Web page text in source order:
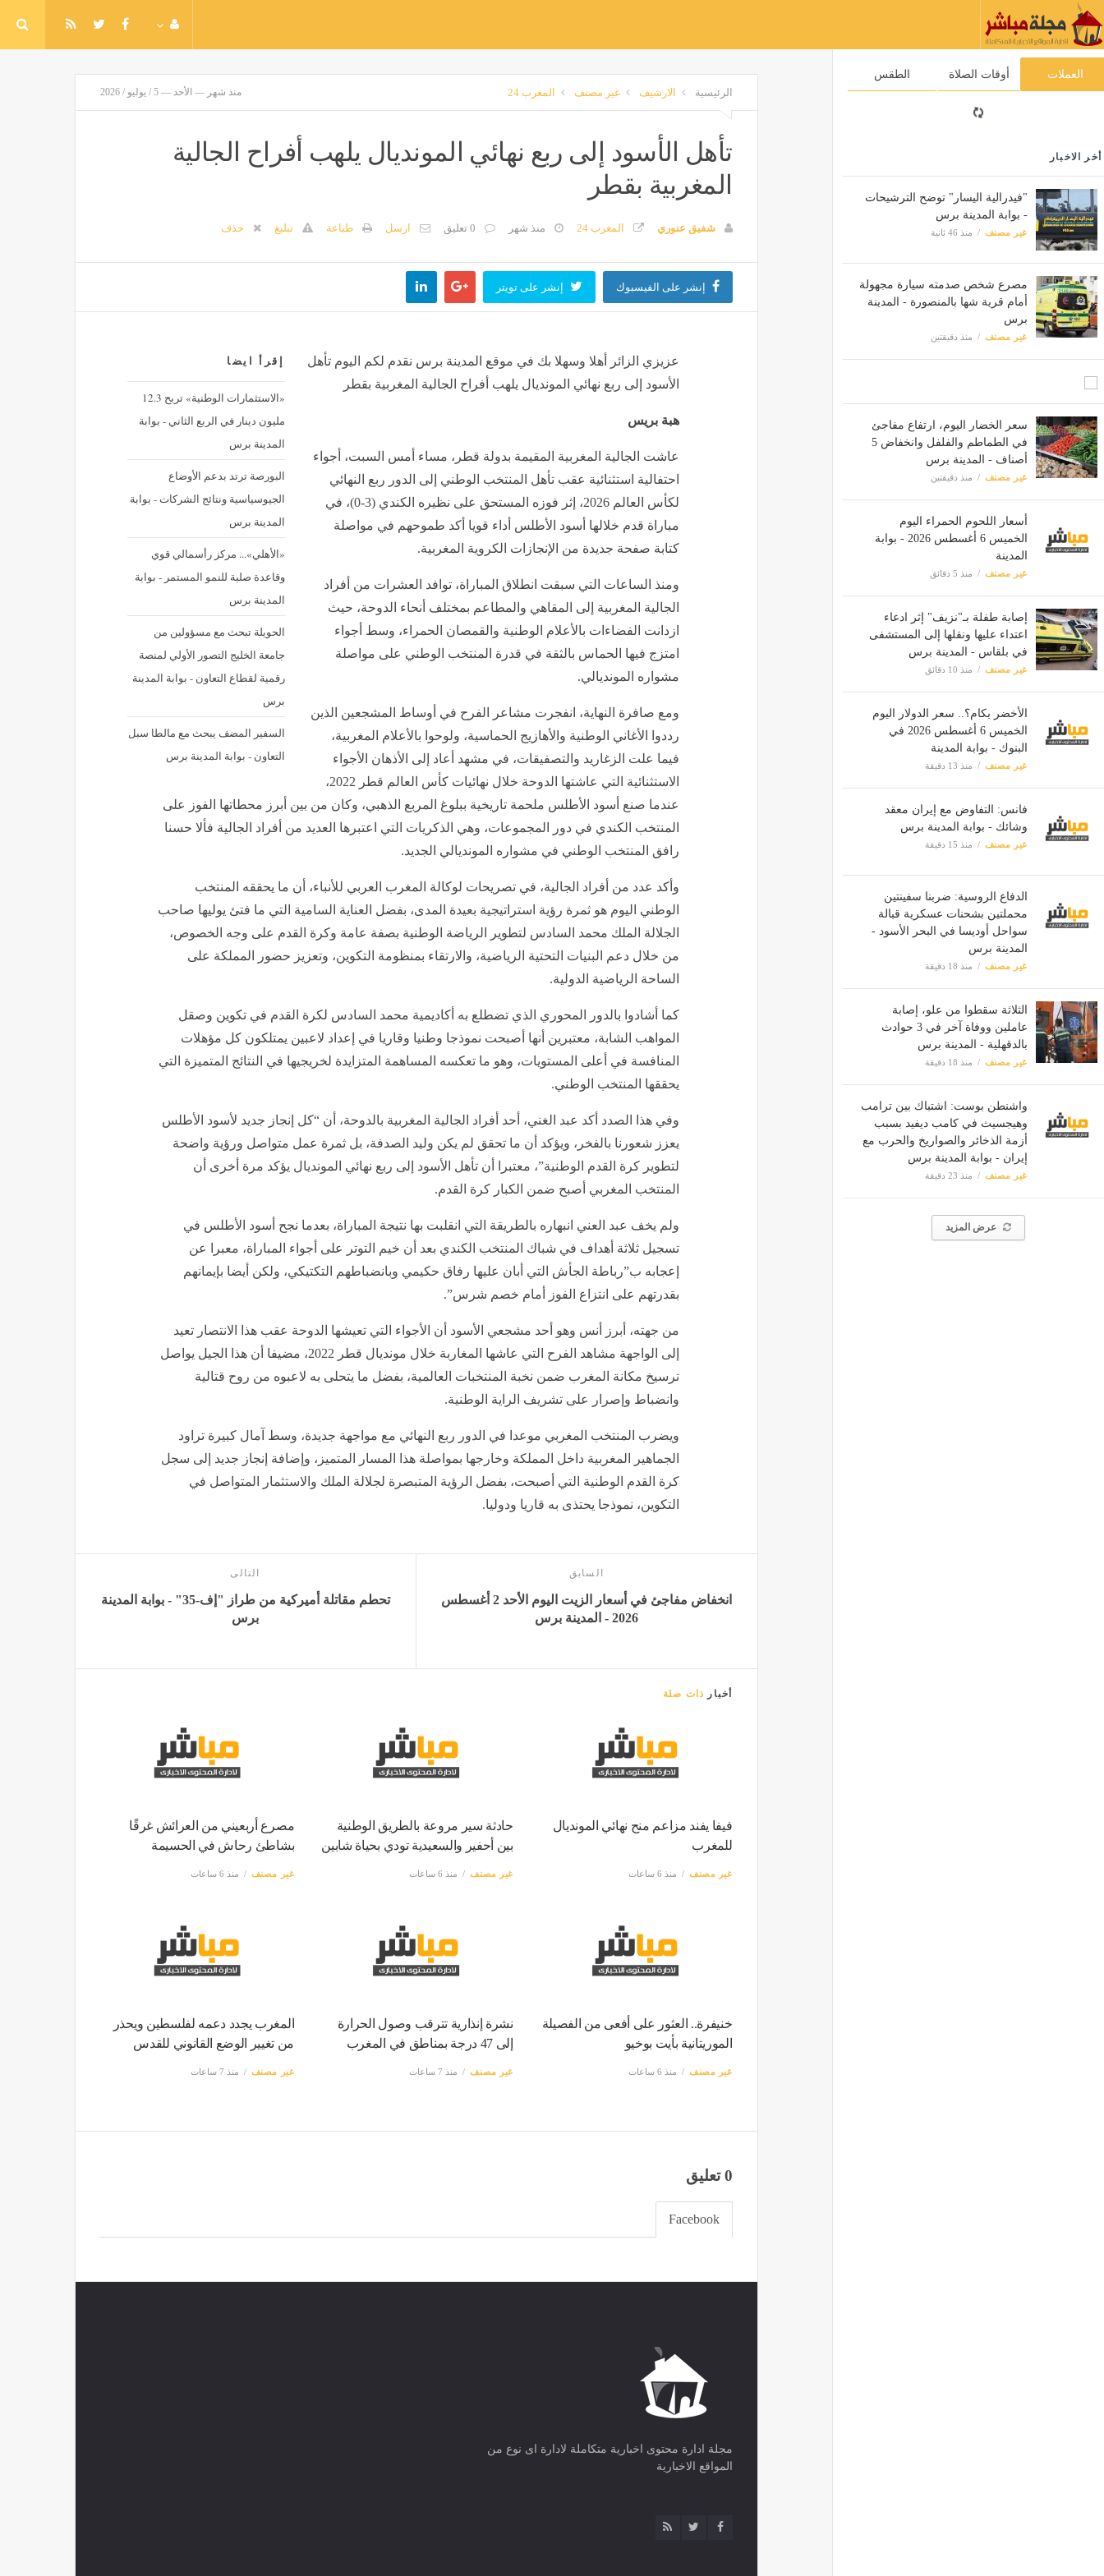
العملات أوقات الصلاة الطقس
أخر الاخبار
"فيدرالية اليسار" توضح الترشيحات
- بوابة المدينة برس
غير مصنف منذ 46 ثانية
مصرع شخص صدمته سيارة مجهولة
أمام قرية شها بالمنصورة - المدينة
برس
غير مصنف منذ دقيقتين
سعر الخضار اليوم، ارتفاع مفاجئ
في الطماطم والفلفل وانخفاض 5
أصناف - المدينة برس
غير مصنف منذ دقيقتين
أسعار اللحوم الحمراء اليوم
الخميس 6 أغسطس 2026 - بوابة
المدينة
غير مصنف منذ 5 دقائق
إصابة طفلة بـ"نزيف" إثر ادعاء
اعتداء عليها ونقلها إلى المستشفى
في بلقاس - المدينة برس
غير مصنف منذ 10 دقائق
الأخضر بكام؟.. سعر الدولار اليوم
الخميس 6 أغسطس 2026 في
البنوك - بوابة المدينة
غير مصنف منذ 13 دقيقة
فانس: التفاوض مع إيران معقد
وشائك - بوابة المدينة برس
غير مصنف منذ 15 دقيقة
الدفاع الروسية: ضربنا سفينتين
محملتين بشحنات عسكرية قبالة
سواحل أوديسا في البحر الأسود -
المدينة برس
غير مصنف منذ 18 دقيقة
الثلاثة سقطوا من علو، إصابة
عاملين ووفاة آخر في 3 حوادث
بالدقهلية - المدينة برس
غير مصنف منذ 18 دقيقة
واشنطن بوست: اشتباك بين ترامب
وهيجسيث في كامب ديفيد بسبب
أزمة الذخائر والصواريخ والحرب مع
إيران - بوابة المدينة برس
غير مصنف منذ 23 دقيقة
عرض المزيد
الرئيسية الارشيف غير مصنف المغرب 24 منذ شهر — الأحد — 5 / يوليو / 2026
تأهل الأسود إلى ربع نهائي المونديال يلهب أفراح الجالية
المغربية بقطر
شفيق عنوري المغرب 24 منذ شهر 0 تعليق ارسل طباعة تبليغ حذف
إنشر على الفيسبوك إنشر على تويتر
إقرأ ايضا
«الاستثمارات الوطنية» تربح 12.3
مليون دينار في الربع الثاني - بوابة
المدينة برس
البورصة ترتد بدعم الأوضاع
الجيوسياسية ونتائج الشركات - بوابة
المدينة برس
«الأهلي»... مركز رأسمالي قوي
وقاعدة صلبة للنمو المستمر - بوابة
المدينة برس
الحويلة تبحث مع مسؤولين من
جامعة الخليج التصور الأولي لمنصة
رقمية لقطاع التعاون - بوابة المدينة
برس
السفير المضف يبحث مع مالطا سبل
التعاون - بوابة المدينة برس
عزيزي الزائر أهلا وسهلا بك في موقع المدينة برس نقدم لكم اليوم تأهل
الأسود إلى ربع نهائي المونديال يلهب أفراح الجالية المغربية بقطر
هبة بريس
عاشت الجالية المغربية المقيمة بدولة قطر، مساء أمس السبت، أجواء
احتفالية استثنائية عقب تأهل المنتخب الوطني إلى الدور ربع النهائي
لكأس العالم 2026، إثر فوزه المستحق على نظيره الكندي (3-0)، في
مباراة قدم خلالها أسود الأطلس أداء قويا أكد طموحهم في مواصلة
كتابة صفحة جديدة من الإنجازات الكروية المغربية.
ومنذ الساعات التي سبقت انطلاق المباراة، توافد العشرات من أفراد
الجالية المغربية إلى المقاهي والمطاعم بمختلف أنحاء الدوحة، حيث
ازدانت الفضاءات بالأعلام الوطنية والقمصان الحمراء، وسط أجواء
امتزج فيها الحماس بالثقة في قدرة المنتخب الوطني على مواصلة
مشواره المونديالي.
ومع صافرة النهاية، انفجرت مشاعر الفرح في أوساط المشجعين الذين
رددوا الأغاني الوطنية والأهازيج الحماسية، ولوحوا بالأعلام المغربية،
فيما علت الزغاريد والتصفيقات، في مشهد أعاد إلى الأذهان الأجواء
الاستثنائية التي عاشتها الدوحة خلال نهائيات كأس العالم قطر 2022،
عندما صنع أسود الأطلس ملحمة تاريخية ببلوغ المربع الذهبي، وكان من بين أبرز محطاتها الفوز على
المنتخب الكندي في دور المجموعات، وهي الذكريات التي اعتبرها العديد من أفراد الجالية فألا حسنا
رافق المنتخب الوطني في مشواره المونديالي الجديد.
وأكد عدد من أفراد الجالية، في تصريحات لوكالة المغرب العربي للأنباء، أن ما يحققه المنتخب
الوطني اليوم هو ثمرة رؤية استراتيجية بعيدة المدى، بفضل العناية السامية التي ما فتئ يوليها صاحب
الجلالة الملك محمد السادس لتطوير الرياضة الوطنية بصفة عامة وكرة القدم على وجه الخصوص،
من خلال دعم البنيات التحتية الرياضية، والارتقاء بمنظومة التكوين، وتعزيز حضور المملكة على
الساحة الرياضية الدولية.
كما أشادوا بالدور المحوري الذي تضطلع به أكاديمية محمد السادس لكرة القدم في تكوين وصقل
المواهب الشابة، معتبرين أنها أصبحت نموذجا وطنيا وقاريا في إعداد لاعبين يمتلكون كل مؤهلات
المنافسة في أعلى المستويات، وهو ما تعكسه المساهمة المتزايدة لخريجيها في النتائج المتميزة التي
يحققها المنتخب الوطني.
وفي هذا الصدد أكد عبد الغني، أحد أفراد الجالية المغربية بالدوحة، أن “كل إنجاز جديد لأسود الأطلس
يعزز شعورنا بالفخر، ويؤكد أن ما تحقق لم يكن وليد الصدفة، بل ثمرة عمل متواصل ورؤية واضحة
لتطوير كرة القدم الوطنية”، معتبرا أن تأهل الأسود إلى ربع نهائي المونديال يؤكد مرة أخرى أن
المنتخب المغربي أصبح ضمن الكبار كرة القدم.
ولم يخف عبد العني انبهاره بالطريقة التي انقلبت بها نتيجة المباراة، بعدما نجح أسود الأطلس في
تسجيل ثلاثة أهداف في شباك المنتخب الكندي بعد أن خيم التوتر على أجواء المباراة، معبرا عن
إعجابه ب”رباطة الجأش التي أبان عليها رفاق حكيمي وبانضباطهم التكتيكي، ولكن أيضا بإيمانهم
بقدرتهم على انتزاع الفوز أمام خصم شرس”.
من جهته، أبرز أنس وهو أحد مشجعي الأسود أن الأجواء التي تعيشها الدوحة عقب هذا الانتصار تعيد
إلى الواجهة مشاهد الفرح التي عاشها المغاربة خلال مونديال قطر 2022، مضيفا أن هذا الجيل يواصل
ترسيخ مكانة المغرب ضمن نخبة المنتخبات العالمية، بفضل ما يتحلى به لاعبوه من روح قتالية
وانضباط وإصرار على تشريف الراية الوطنية.
ويضرب المنتخب المغربي موعدا في الدور ربع النهائي مع مواجهة جديدة، وسط آمال كبيرة تراود
الجماهير المغربية داخل المملكة وخارجها بمواصلة هذا المسار المتميز، وإضافة إنجاز جديد إلى سجل
كرة القدم الوطنية التي أصبحت، بفضل الرؤية المتبصرة لجلالة الملك والاستثمار المتواصل في
التكوين، نموذجا يحتذى به قاريا ودوليا.
السابق
انخفاض مفاجئ في أسعار الزيت اليوم الأحد 2 أغسطس
2026 - المدينة برس
التالى
تحطم مقاتلة أميركية من طراز "إف-35" - بوابة المدينة
برس
أخبار ذات صلة
فيفا يفند مزاعم منح نهائي المونديال
للمغرب
غير مصنف منذ 6 ساعات
حادثة سير مروعة بالطريق الوطنية
بين أحفير والسعيدية تودي بحياة شابين
غير مصنف منذ 6 ساعات
مصرع أربعيني من العرائش غرقًا
بشاطئ رحاش في الحسيمة
غير مصنف منذ 6 ساعات
خنيفرة.. العثور على أفعى من الفصيلة
الموريتانية بأيت بوخيو
غير مصنف منذ 6 ساعات
نشرة إنذارية تترقب وصول الحرارة
إلى 47 درجة بمناطق في المغرب
غير مصنف منذ 7 ساعات
المغرب يجدد دعمه لفلسطين ويحذر
من تغيير الوضع القانوني للقدس
غير مصنف منذ 7 ساعات
0 تعليق
Facebook
مجلة ادارة محتوى اخبارية متكاملة لادارة اى نوع من
المواقع الاخبارية